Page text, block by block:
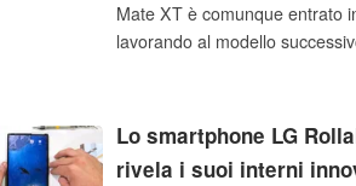
Mate XT è comunque entrato
lavorando al modello
attualmente gli addetti ai
del primo dispositivo
Lo smartphone LG
rivela i suoi interni